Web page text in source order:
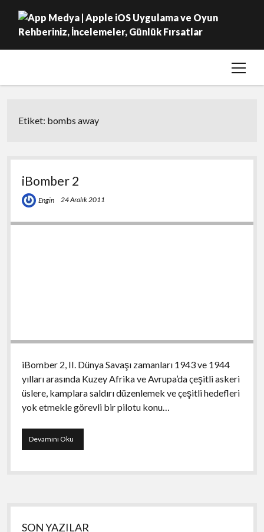
menüyü
Etiket: bombs away
iBomber 2
Engin 24 Aralık 2011
iBomber 2, II. Dünya Savaşı zamanları 1943 ve 1944
yılları arasında Kuzey Afrika ve Avrupa’da çeşitli askeri
üslere, kamplara saldırı düzenlemek ve çeşitli hedefleri
yok etmekle görevli bir pilotu konu…
Devamını OkuiBomber
2
Yan
SON YAZILAR